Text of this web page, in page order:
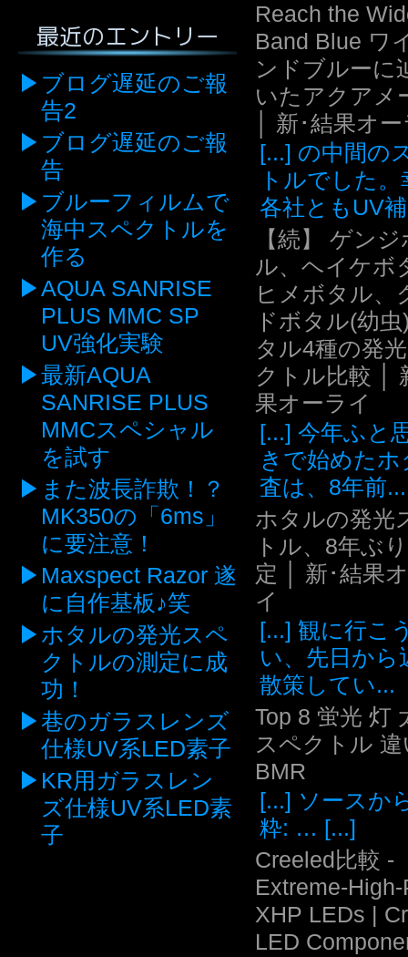
最近のエントリー
ブログ遅延のご報
告2
ブログ遅延のご報
告
ブルーフィルムで
海中スペクトルを
作る
AQUA SANRISE
PLUS MMC SP
UV強化実験
最新AQUA
SANRISE PLUS
MMCスペシャル
を試す
また波長詐欺！？
MK350の「6ms」
に要注意！
Maxspect Razor 遂
に自作基板♪笑
ホタルの発光スペ
クトルの測定に成
功！
巷のガラスレンズ
仕様UV系LED素子
KR用ガラスレン
ズ仕様UV系LED素
子
Reach the
Band Blue ワ
ンドブルーに
いたアクアメ
│ 新･結果オ
[...] の中間の
トルでした
各社ともUV
【続】 ゲン
ル、ヘイケボ
ヒメボタル、
ドボタル(幼
タル4種の発
クトル比較 │
果オーライ
[...] 今年ふと
きで始めたホ
査は、8年前...
ホタルの発光
トル、8年ぶ
定 │ 新･結果
イ
[...] 観に行こ
い、先日から
散策してい...
Top 8 蛍光 灯
スペクトル 違
BMR
[...] ソースか
粋: … [...]
Creeled比較 -
Extreme-
XHP LEDs |
LED